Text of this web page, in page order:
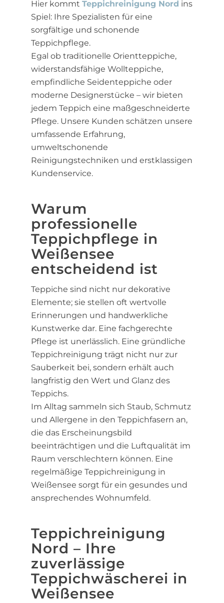
Hier kommtTeppichreinigung Nord ins
Spiel: Ihre Spezialisten für eine
sorgfältige und schonende
Teppichpflege.
Egal ob traditionelle Orientteppiche,
widerstandsfähige Wollteppiche,
empfindliche Seidenteppiche oder
moderne Designerstücke – wir bieten
jedem Teppich eine maßgeschneiderte
Pflege. Unsere Kunden schätzen unsere
umfassende Erfahrung,
umweltschonende
Reinigungstechniken und erstklassigen
Kundenservice.
Warum
professionelle
Teppichpflege in
Weißensee
entscheidend ist
Teppiche sind nicht nur dekorative
Elemente; sie stellen oft wertvolle
Erinnerungen und handwerkliche
Kunstwerke dar. Eine fachgerechte
Pflege ist unerlässlich. Eine gründliche
Teppichreinigung trägt nicht nur zur
Sauberkeit bei, sondern erhält auch
langfristig den Wert und Glanz des
Teppichs.
Im Alltag sammeln sich Staub, Schmutz
und Allergene in den Teppichfasern an,
die das Erscheinungsbild
beeinträchtigen und die Luftqualität im
Raum verschlechtern können. Eine
regelmäßige Teppichreinigung in
Weißensee sorgt für ein gesundes und
ansprechendes Wohnumfeld.
Teppichreinigung
Nord – Ihre
zuverlässige
Teppichwäscherei in
Weißensee